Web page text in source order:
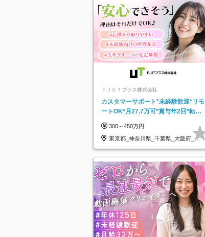
ＦＪＵＴプラス株式会社
カスタマーサポート*未経験歓迎*リモ
ートOK*月27.7万可*賞与年2回*転勤
300～450万円
東京都_神奈川県_千葉県_大阪府_愛
知県…